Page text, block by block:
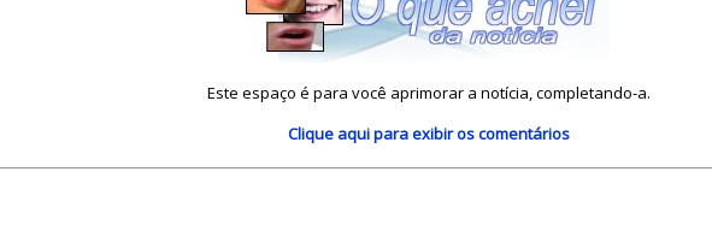
Este espaço é para você aprimorar a notícia, completando-a.
Clique aquipara exibir os comentários